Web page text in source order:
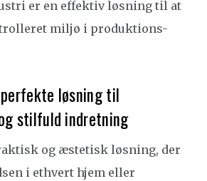
er en effektiv løsning til at
miljø i produktions-
løsning til
stilfuld indretning
og æstetisk løsning, der
i ethvert hjem eller